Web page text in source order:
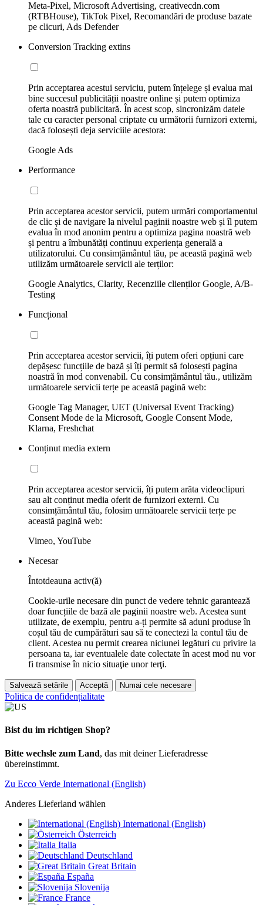
Meta-Pixel, Microsoft Advertising, creativecdn.com
(RTBHouse), TikTok Pixel, Recomandări de produse bazate
pe clicuri, Ads Defender
Conversion Tracking extins
Prin acceptarea acestui serviciu, putem înțelege și evalua mai
bine succesul publicității noastre online și putem optimiza
oferta noastră publicitară. În acest scop, sincronizăm datele
tale cu caracter personal criptate cu următorii furnizori externi,
dacă folosești deja serviciile acestora:
Google Ads
Performance
Prin acceptarea acestor servicii, putem urmări comportamentul
de clic și de navigare la nivelul paginii noastre web și îl putem
evalua în mod anonim pentru a optimiza pagina noastră web
și pentru a îmbunătăți continuu experiența generală a
utilizatorului. Cu consimțământul tău, pe această pagină web
utilizăm următoarele servicii ale terților:
Google Analytics, Clarity, Recenziile clienților Google, A/B-
Testing
Funcțional
Prin acceptarea acestor servicii, îți putem oferi opțiuni care
depășesc funcțiile de bază și îți permit să folosești pagina
noastră în mod convenabil. Cu consimțământul tău., utilizăm
următoarele servicii terțe pe această pagină web:
Google Tag Manager, UET (Universal Event Tracking)
Consent Mode de la Microsoft, Google Consent Mode,
Klarna, Freshchat
Conținut media extern
Prin acceptarea acestor servicii, îți putem arăta videoclipuri
sau alt conținut media oferit de furnizori externi. Cu
consimțământul tău, folosim următoarele servicii terțe pe
această pagină web:
Vimeo, YouTube
Necesar
Întotdeauna activ(ă)
Cookie-urile necesare din punct de vedere tehnic garantează
doar funcțiile de bază ale paginii noastre web. Acestea sunt
utilizate, de exemplu, pentru a-ți permite să aduni produse în
coșul tău de cumpărături sau să te conectezi la contul tău de
client. Acestea nu permit crearea niciunei legături cu privire la
persoana ta, iar eventualele date colectate în acest mod nu vor
fi transmise în nicio situaţie unor terţi.
Salvează setările Acceptă Numai cele necesare
Politica de confidențialitate
Bist du im richtigen Shop?
Bitte wechsle zum Land, das mit deiner Lieferadresse
übereinstimmt.
Zu Ecco Verde International (English)
Anderes Lieferland wählen
International (English)
Österreich
Italia
Deutschland
Great Britain
España
Slovenija
France